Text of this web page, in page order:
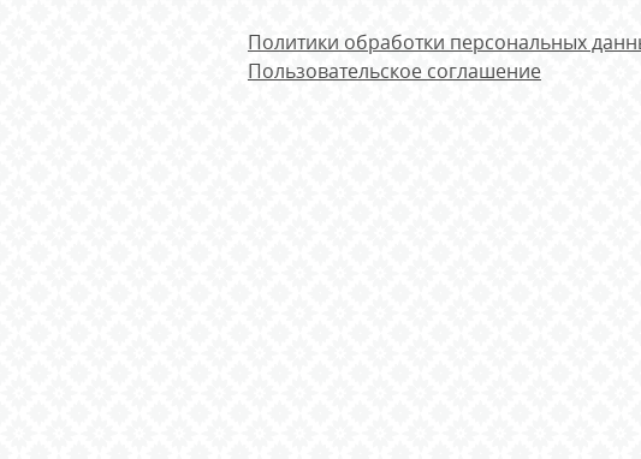
Политики обработки персональных
Пользовательское соглашение